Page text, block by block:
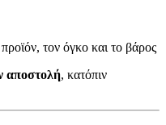
τον όγκο και το βάρος
αποστολή, κατόπιν